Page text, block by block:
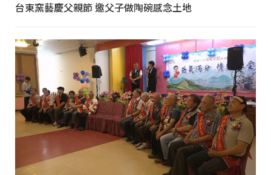
台東窯藝慶父親節 邀父子做陶碗感念土地